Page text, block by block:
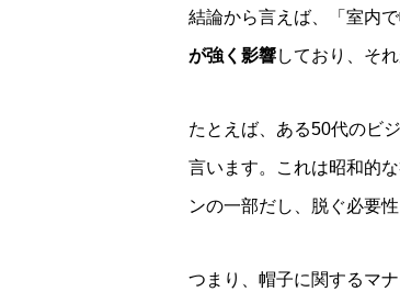
結論から言えば、「室内
が強く影響しており、そ
たとえば、ある50代のビ
言います。これは昭和的
ンの一部だし、脱ぐ必要
つまり、帽子に関するマ